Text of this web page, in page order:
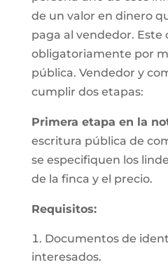
de un valor en dinero
paga al vendedor. Este
obligatoriamente por
pública. Vendedor y
cumplir dos etapas:
Primera etapa en la
escritura pública de
se especifiquen los
de la finca y el precio.
Requisitos:
Documentos de
interesados.